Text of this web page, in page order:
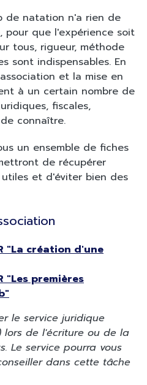
de natation n'a rien de
pour que l'expérience soit
tous, rigueur, méthode
sont indispensables. En
et la mise en
à un certain nombre de
fiscales,
connaître.
un ensemble de fiches
de récupérer
et d'éviter bien des
"La création d'une
"Les premières
le service juridique
lors de l'écriture ou de la
Le service pourra vous
dans cette tâche